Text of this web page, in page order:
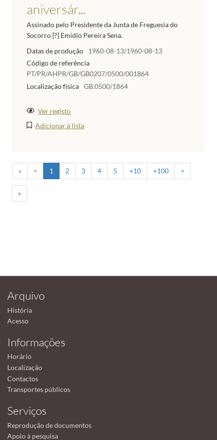
aniversár...
Assinado pelo Presidente da Junta de Freguesia do
Socorro [?] Emídio Pereira Sena.
Datas de produção
1960-08-13/1960-08-13
Código de referência
PT/PR/AHPR/GB/GB0207/0500/001864
Localização física GB.0500/1864
Ver registo
Adicionar à lista
« < 1 2 3 4 5 +10 +100 >
»
Arquivo
História
Acesso
Informações
Horário
Localização
Contactos
Transportes públicos
Serviços
Reprodução de documentos
Apoio à pesquisa